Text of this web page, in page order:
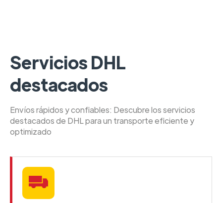
Servicios DHL
destacados
Envíos rápidos y confiables: Descubre los servicios
destacados de DHL para un transporte eficiente y
optimizado